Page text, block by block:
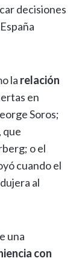
decisiones
la relación
en
Soros;
, que
o el
cuando el
al
una
con